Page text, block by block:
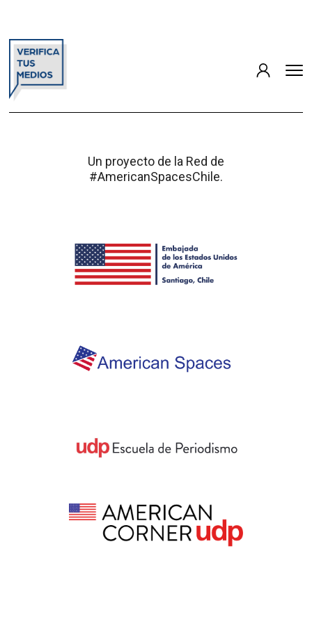
Un proyecto de la Red de
#AmericanSpacesChile.